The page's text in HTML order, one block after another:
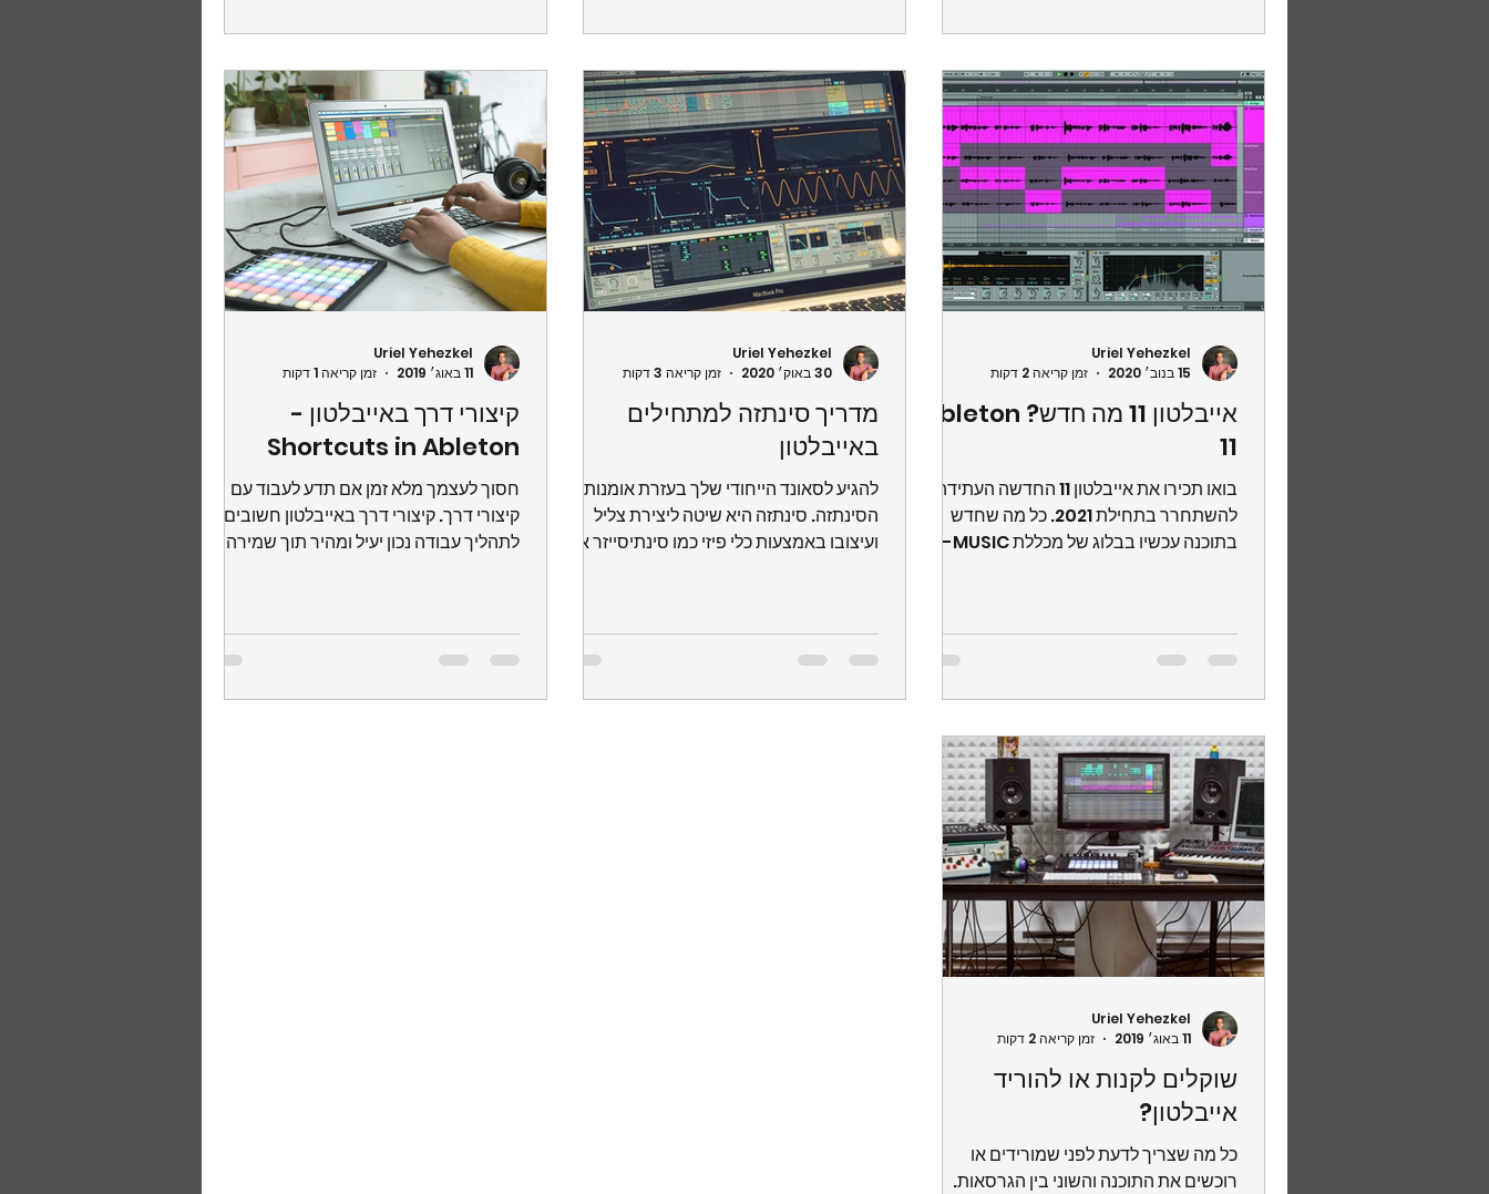
אייבלטון 11 מה חדש? Ableton
11
בואו תכירו את אייבלטון 11 החדשה העתידה
להשתחרר בתחילת 2021. כל מה שחדש
בתוכנה עכשיו בבלוג של מכללת U-MUSIC
Uriel Yehezkel
15 בנוב׳ 2020
זמן קריאה 2 דקות
מדריך סינתזה למתחילים
באייבלטון
להגיע לסאונד הייחודי שלך בעזרת אומנות
הסינתזה. סינתזה היא שיטה ליצירת צליל
ועיצובו באמצעות כלי פיזי כמו סינתיסייזר או
Uriel Yehezkel
30 באוק׳ 2020
זמן קריאה 3 דקות
קיצורי דרך באייבלטון -
Shortcuts in Ableton
חסוך לעצמך מלא זמן אם תדע לעבוד עם
קיצורי דרך. קיצורי דרך באייבלטון חשובים
לתהליך עבודה נכון יעיל ומהיר תוך שמירה על
Uriel Yehezkel
11 באוג׳ 2019
זמן קריאה 1 דקות
שוקלים לקנות או להוריד
אייבלטון?
כל מה שצריך לדעת לפני שמורידים או
רוכשים את התוכנה והשוני בין הגרסאות.
Uriel Yehezkel
11 באוג׳ 2019
זמן קריאה 2 דקות